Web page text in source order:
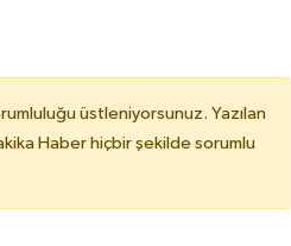
üstleniyorsunuz. Yazılan
Haber hiçbir şekilde sorumlu